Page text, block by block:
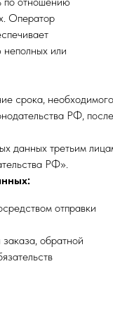
Оператор
или
срока,
РФ,
данных третьим
РФ».
отправки
обратной